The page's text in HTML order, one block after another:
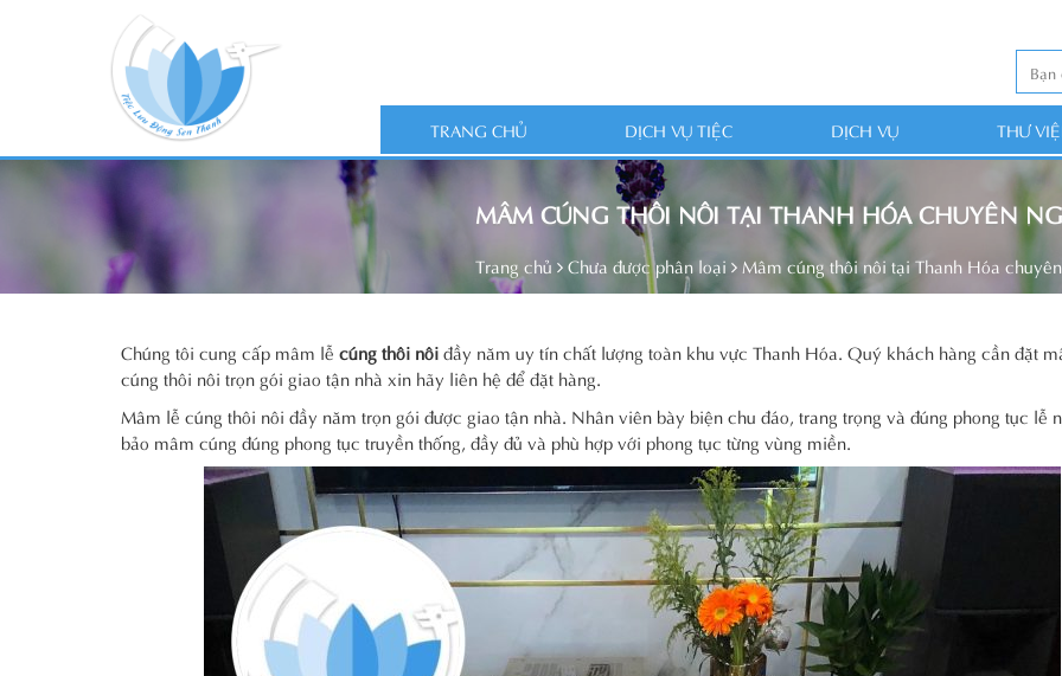
TRANG CHỦ DỊCH VỤ TIỆC DỊCH VỤ THƯ
MÂM CÚNG THÔI NÔI TẠI THANH HÓA CHUYÊN
Trang chủ Chưa được phân loại Mâm cúng thôi nôi tại Thanh Hóa
Chúng tôi cung cấp mâm lễ cúng thôi nôiđầy năm uy tín chất lượng toàn khu vực Thanh Hóa. Quý khách hàng cần đặt
cúng thôi nôi trọn gói giao tận nhà xin hãy liên hệ để đặt hàng.
Mâm lễ cúng thôi nôi đầy năm trọn gói được giao tận nhà. Nhân viên bày biện chu đáo, trang trọng và đúng phong tục lễ
bảo mâm cúng đúng phong tục truyền thống, đầy đủ và phù hợp với phong tục từng vùng miền.